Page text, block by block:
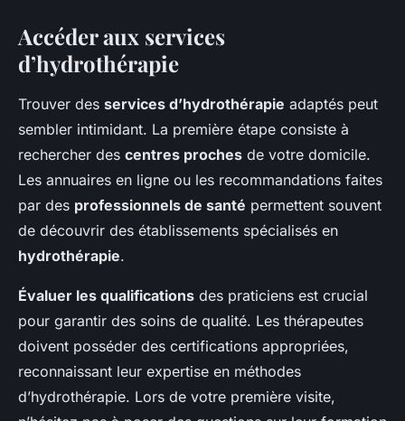
Accéder aux services
d’hydrothérapie
Trouver des services d’hydrothérapie adaptés peut
sembler intimidant. La première étape consiste à
rechercher des centres proches de votre domicile.
Les annuaires en ligne ou les recommandations faites
par des professionnels de santé permettent souvent
de découvrir des établissements spécialisés en
hydrothérapie.
Évaluer les qualifications des praticiens est crucial
pour garantir des soins de qualité. Les thérapeutes
doivent posséder des certifications appropriées,
reconnaissant leur expertise en méthodes
d’hydrothérapie. Lors de votre première visite,